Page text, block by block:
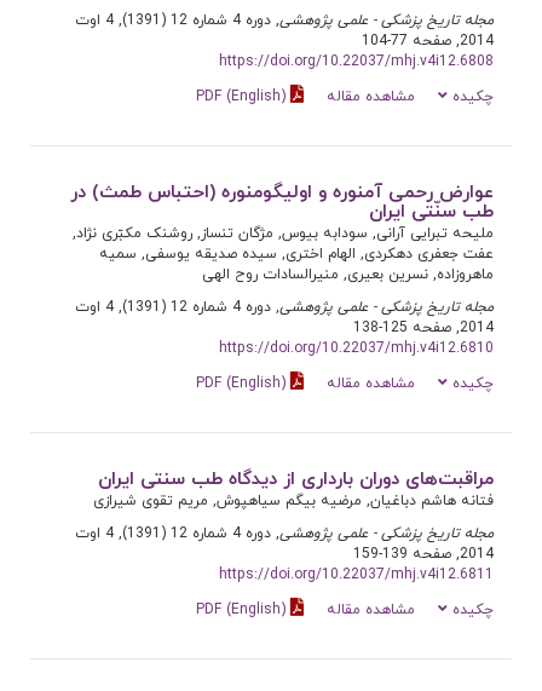
مجله تاریخ پزشکی - علمی پژوهشی
, دوره 4 شماره 12 (1391), 4 اوت
2014, صفحه 77-104
https://doi.org/10.22037/mhj.v4i12.6808
چکیده
مشاهده مقاله PDF (English)
عوارض رحمی آمنوره و اولیگومنوره (احتباس طمث) در
طب سنّتی ایران
ملیحه تبرایی آرانی, سودابه بیوس, مژگان تن‏ساز, روشنک مکبّری ‏نژاد,
عفت جعفری دهکردی, الهام اختری, سیده صدیقه یوسفی, سمیه
ماهروزاده, نسرین بعیری, منیرالسادات روح‏ الهی
مجله تاریخ پزشکی - علمی پژوهشی
, دوره 4 شماره 12 (1391), 4 اوت
2014, صفحه 125-138
https://doi.org/10.22037/mhj.v4i12.6810
چکیده
مشاهده مقاله PDF (English)
مراقبت‌های دوران بارداری از دیدگاه طب سنتی ایران
فتانه هاشم دباغیان, مرضیه بیگم سیاهپوش, مریم تقوی شیرازی
مجله تاریخ پزشکی - علمی پژوهشی
, دوره 4 شماره 12 (1391), 4 اوت
2014, صفحه 139-159
https://doi.org/10.22037/mhj.v4i12.6811
چکیده
مشاهده مقاله PDF (English)